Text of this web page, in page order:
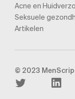
Acne en
Seksuele
Artikelen
© 2023